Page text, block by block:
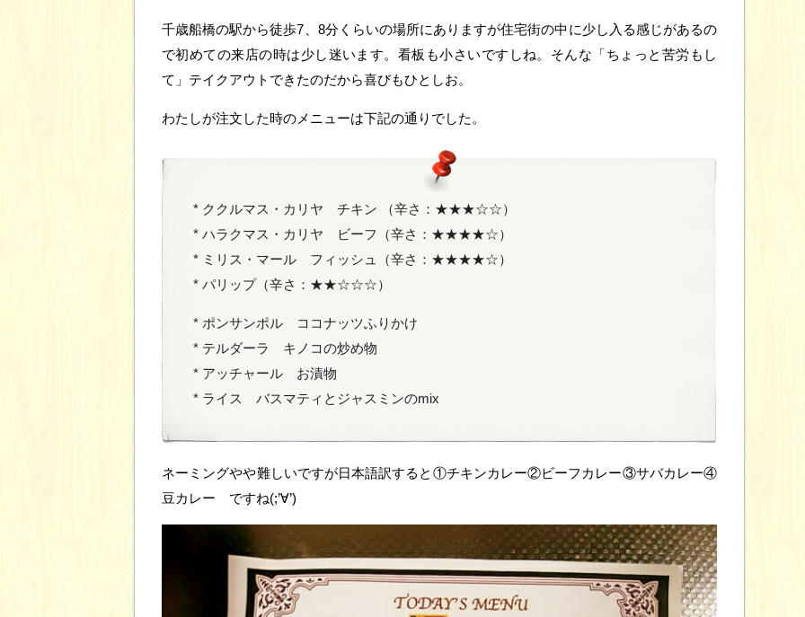
千歳船橋の駅から徒歩7、8分くらいの場所にありますが住宅街の中に少し入る感じがあるの
で初めての来店の時は少し迷います。看板も小さいですしね。そんな「ちょっと苦労もし
て」テイクアウトできたのだから喜びもひとしお。
わたしが注文した時のメニューは下記の通りでした。
* ククルマス・カリヤ チキン （辛さ：★★★☆☆）
* ハラクマス・カリヤ ビーフ（辛さ：★★★★☆）
* ミリス・マール フィッシュ（辛さ：★★★★☆）
* パリップ（辛さ：★★☆☆☆）
* ポンサンポル ココナッツふりかけ
* テルダーラ キノコの炒め物
* アッチャール お漬物
* ライス バスマティとジャスミンのmix
ネーミングやや難しいですが日本語訳すると①チキンカレー②ビーフカレー③サバカレー④
豆カレー ですね(;’∀’)